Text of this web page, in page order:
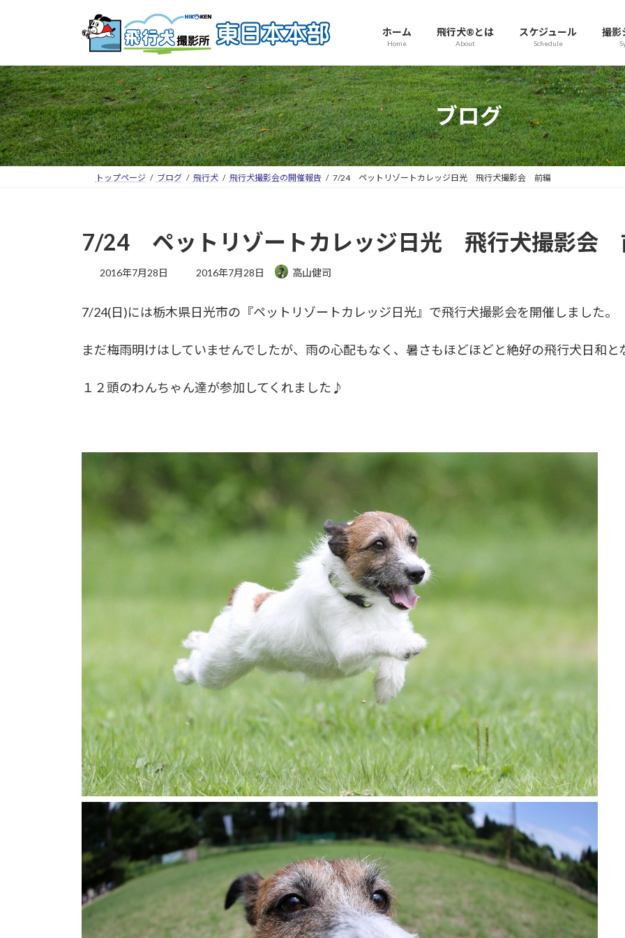
ホーム
Home
飛行犬®とは
About
スケジュール
Schedule
撮影
ブログ
トップページ ブログ 飛行犬 飛行犬撮影会の開催報告 7/24 ペットリゾートカレッジ日光 飛行犬撮影会 前編
7/24 ペットリゾートカレッジ日光 飛行犬撮影会
2016年7月28日 2016年7月28日 高山健司
7/24(日)には栃木県日光市の『ペットリゾートカレッジ日光』で飛行犬撮影会を開催しました。
まだ梅雨明けはしていませんでしたが、雨の心配もなく、暑さもほどほどと絶好の飛行犬日和と
１２頭のわんちゃん達が参加してくれました♪